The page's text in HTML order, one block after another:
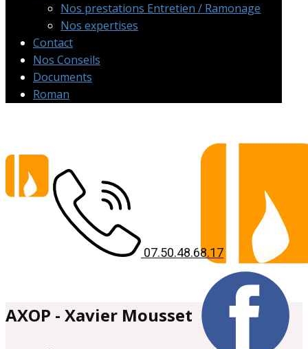
Nos prestations Entretien / Ramonage
Nos expertises
Contact
Nos Conseils
Documents
Roman
07.50.48.68.17
AXOP - Xavier Mousset